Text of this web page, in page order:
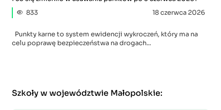
833
18 czerwca 2026
Punkty karne to system ewidencji wykroczeń, który ma na
celu poprawę bezpieczeństwa na drogach...
Szkoły w województwie Małopolskie: